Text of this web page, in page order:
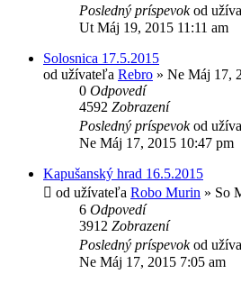
Posledný príspevokod
Ut Máj 19, 2015 11:11 am
Solosnica 17.5.2015
od užívateľa Rebro » Ne Máj 17,
0 Odpovedí
4592 Zobrazení
Posledný príspevokod
Ne Máj 17, 2015 10:47 pm
Kapušanský hrad 16.5.2015
od užívateľa Robo Murin » So
6 Odpovedí
3912 Zobrazení
Posledný príspevokod
Ne Máj 17, 2015 7:05 am